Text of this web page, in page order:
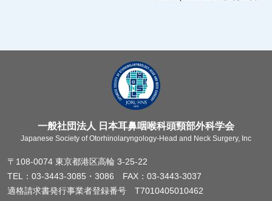
一般社団法人 日本耳鼻咽喉科頭頸部外科学会
Japanese Society of Otorhinolaryngology-Head and Neck Surgery, Inc
〒108-0074 東京都港区高輪 3-25-22
TEL：03-3443-3085・3086 FAX：03-3443-3037
適格請求書発行事業者登録番号 T7010405010462